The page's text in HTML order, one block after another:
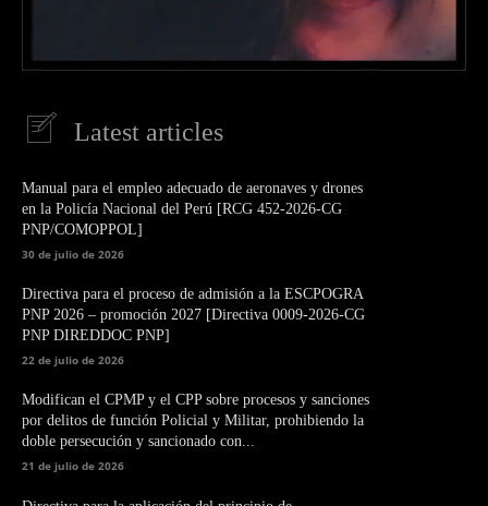
Latest articles
Manual para el empleo adecuado de aeronaves y drones
en la Policía Nacional del Perú [RCG 452-2026-CG
PNP/COMOPPOL]
30 de julio de 2026
Directiva para el proceso de admisión a la ESCPOGRA
PNP 2026 – promoción 2027 [Directiva 0009-2026-CG
PNP DIREDDOC PNP]
22 de julio de 2026
Modifican el CPMP y el CPP sobre procesos y sanciones
por delitos de función Policial y Militar, prohibiendo la
doble persecución y sancionado con...
21 de julio de 2026